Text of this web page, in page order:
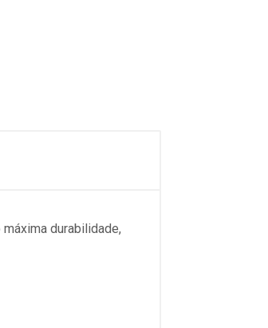
durabilidade,